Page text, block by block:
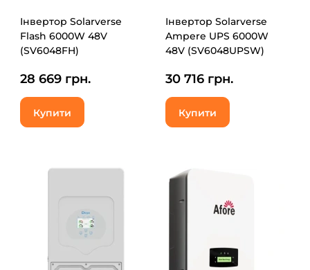
Інвертор Solarverse
Flash 6000W 48V
(SV6048FH)
28 669 грн.
Купити
Інвертор Solarverse
Ampere UPS 6000W
48V (SV6048UPSW)
30 716 грн.
Купити